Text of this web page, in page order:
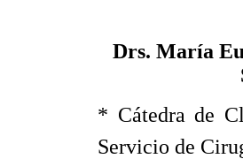
Drs. María
* Cátedra de
Servicio de